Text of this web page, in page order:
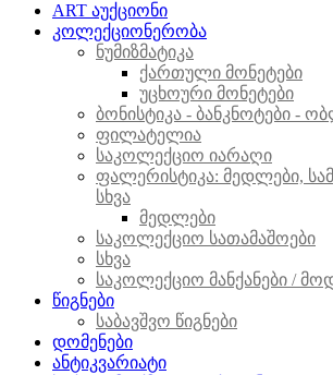
ART აუქციონი
კოლექციონერობა
ნუმიზმატიკა
ქართული მონეტები
უცხოური მონეტები
ბონისტიკა - ბანკნოტები -
ფილატელია
საკოლექციო იარაღი
ფალერისტიკა: მედლები,
სხვა
მედლები
საკოლექციო სათამაშოები
სხვა
საკოლექციო მანქანები /
წიგნები
საბავშვო წიგნები
დომენები
ანტიკვარიატი